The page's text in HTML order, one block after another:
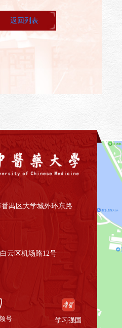
返回列表
番禺区大学城外环东路
云区机场路12号
号 学习强国